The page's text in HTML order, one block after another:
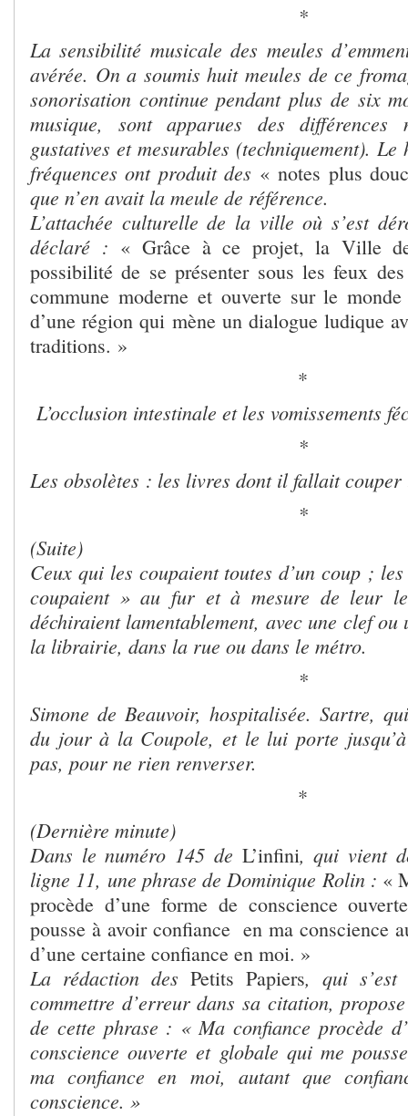
*
La sensibilité musicale des meules
avérée. On a soumis huit meules de ce
sonorisation continue pendant plus de six
musique, sont apparues des
gustatives et mesurables (techniquement).
fréquences ont produit des « notes plus
que n’en avait la meule de référence.
L’attachée culturelle de la ville où s’est
déclaré : « Grâce à ce projet, la Ville
possibilité de se présenter sous les feux
commune moderne et ouverte sur le
d’une région qui mène un dialogue ludique
traditions. »
*
L’occlusion intestinale et les vomissements
*
Les obsolètes : les livres dont il fallait couper
*
(Suite)
Ceux qui les coupaient toutes d’un coup ;
coupaient » au fur et à mesure de leur
déchiraient lamentablement, avec une clef
la librairie, dans la rue ou dans le métro.
*
Simone de Beauvoir, hospitalisée. Sartre,
du jour à la Coupole, et le lui porte
pas, pour ne rien renverser.
*
(Dernière minute)
Dans le numéro 145 de L’infini, qui vient
ligne 11, une phrase de Dominique Rolin : «
procède d’une forme de conscience
pousse à avoir confiance en ma conscience
d’une certaine confiance en moi. »
La rédaction des Petits Papiers, qui s’est
commettre d’erreur dans sa citation,
de cette phrase : « Ma confiance procède
conscience ouverte et globale qui me
ma confiance en moi, autant que
conscience. »